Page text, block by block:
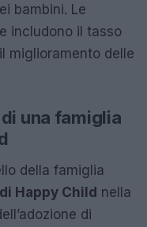
bambini. Le
includono il tasso
miglioramento delle
una famiglia
della famiglia
Happy Child nella
di